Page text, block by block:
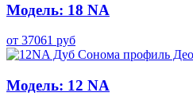
Модель: 18 NA
от 37061 руб
Модель: 12 NA